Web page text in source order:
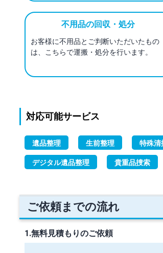
不用品の回収・処分
お客様に不用品とご判断いただいたもの
は、こちらで運搬・処分を行います。
対応可能サービス
遺品整理 生前整理 特殊清
デジタル遺品整理 貴重品捜索
ご依頼までの流れ
1.無料見積もりのご依頼